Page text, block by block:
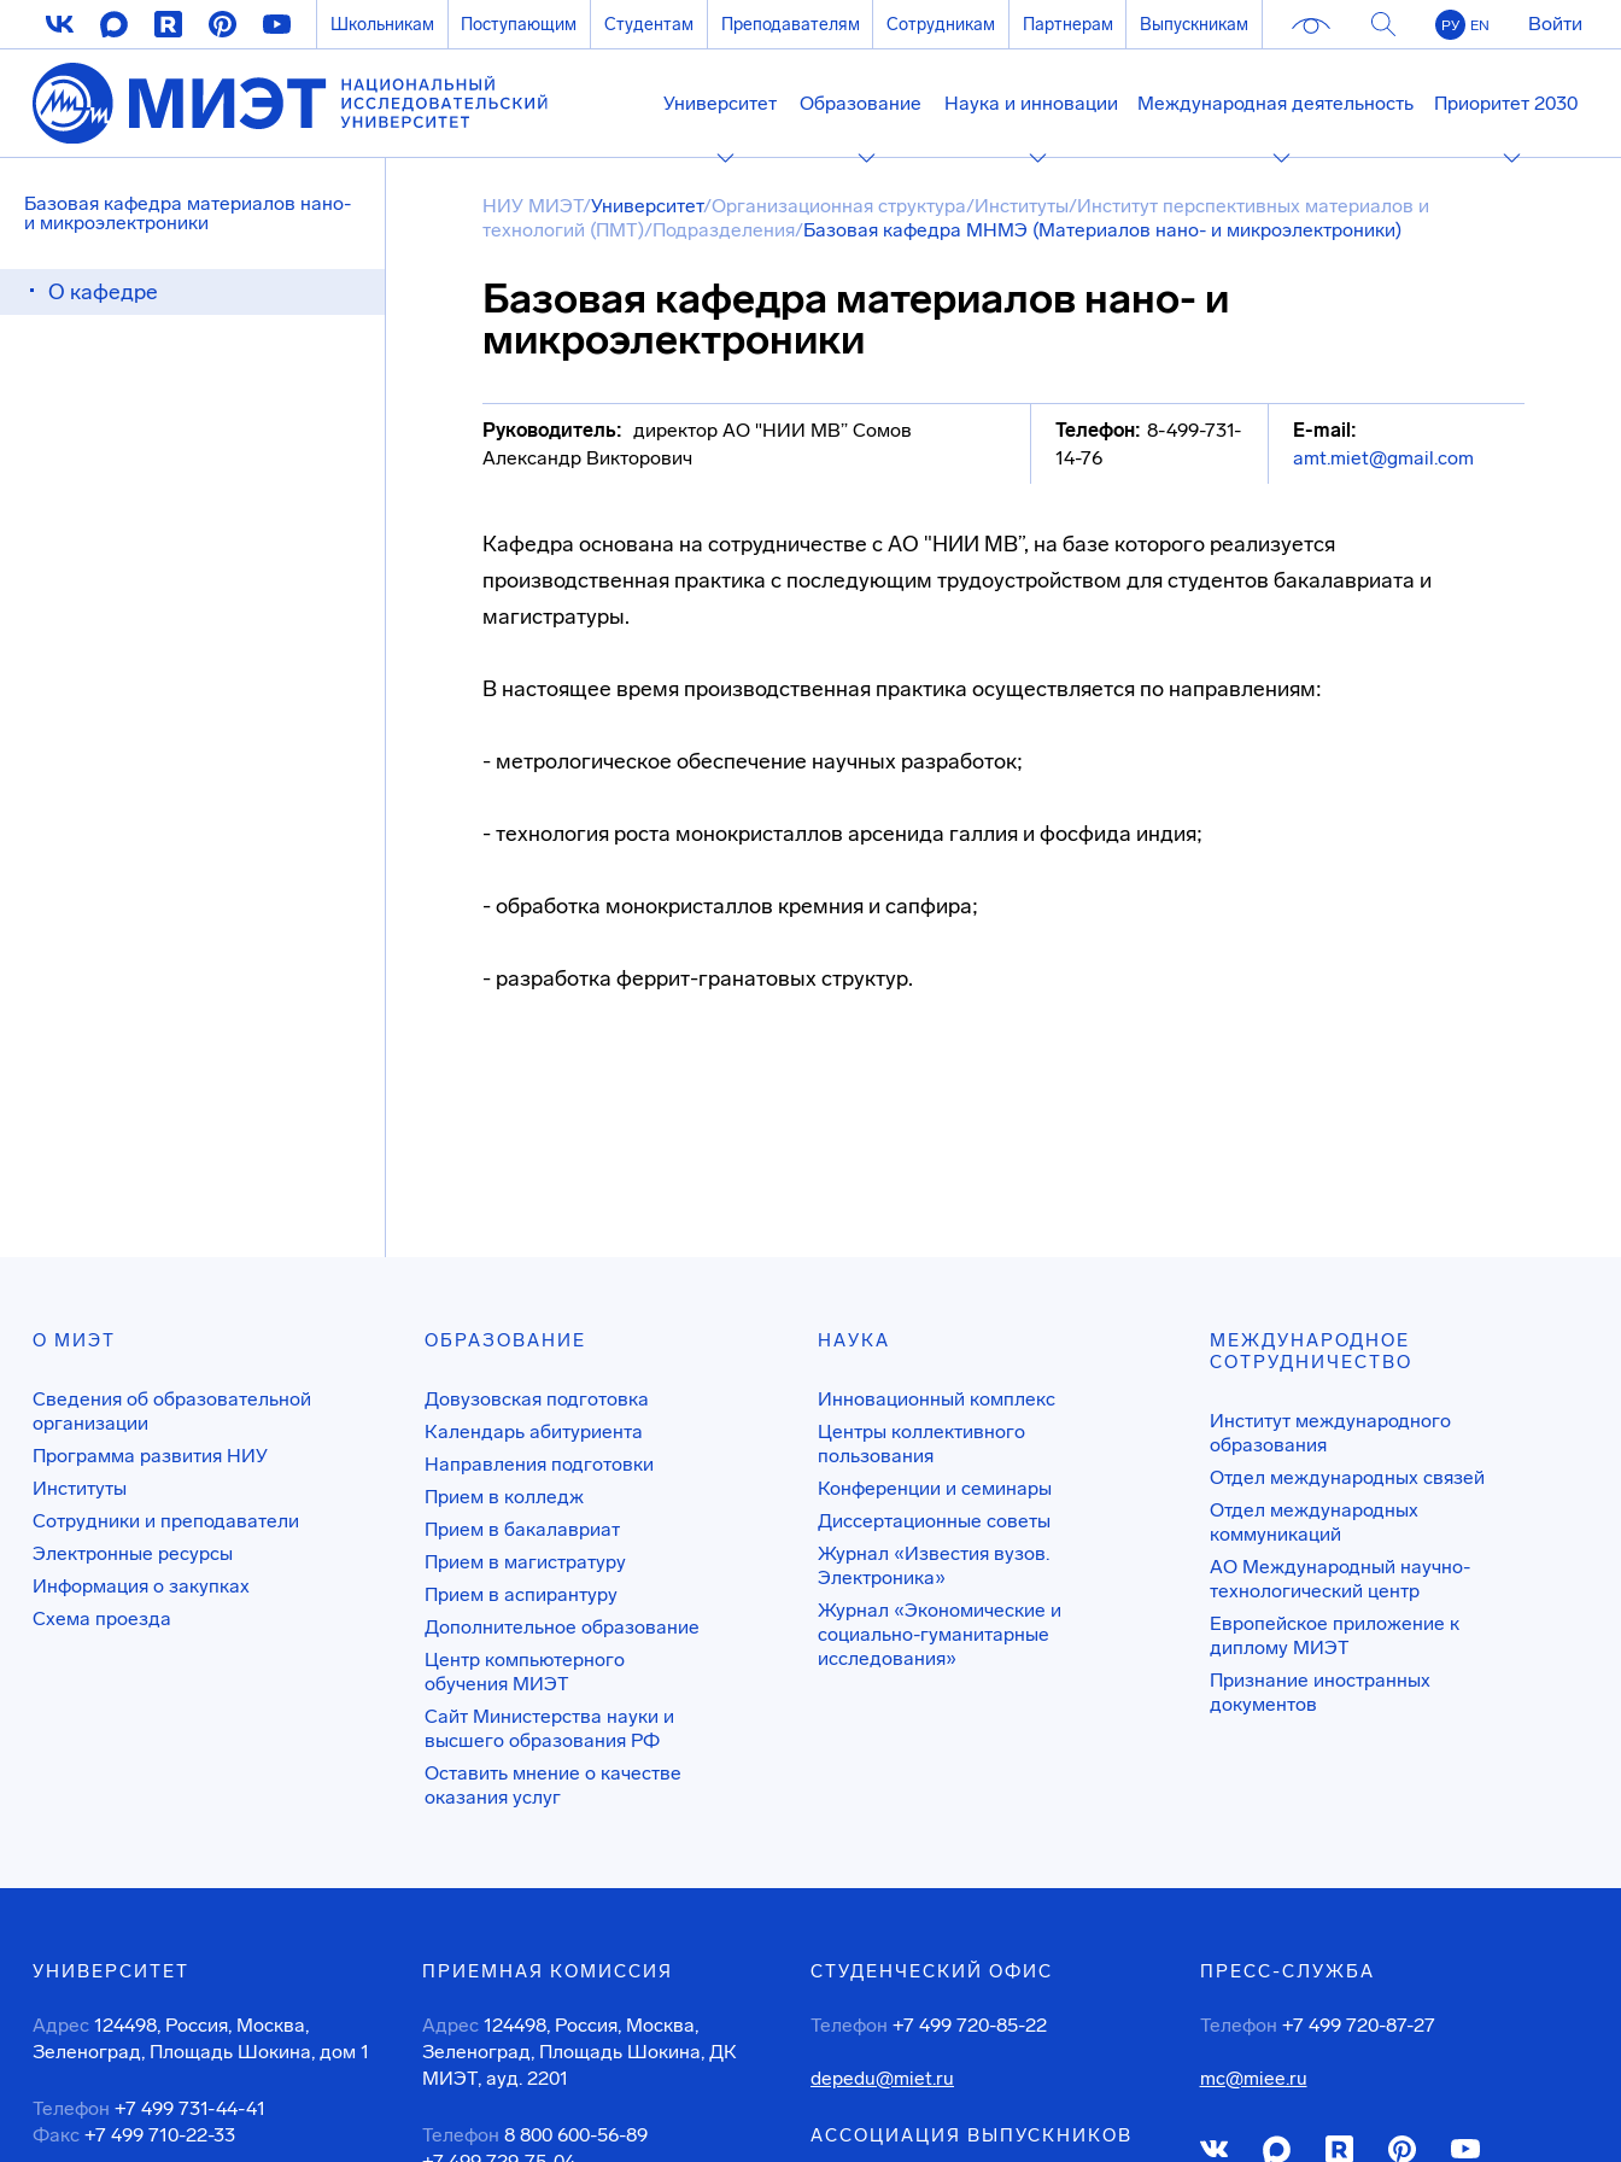
Школьникам Поступающим Студентам Преподавателям Сотрудникам Партнерам Выпускникам РУ EN Войти
Университет Образование Наука и инновации Международная деятельность Приоритет 2030
Базовая кафедра материалов нано-
и микроэлектроники
О кафедре
НИУ МИЭТ/Университет/Организационная структура/Институты/Институт перспективных материалов и
технологий (ПМТ)/Подразделения/Базовая кафедра МНМЭ (Материалов нано- и микроэлектроники)
Базовая кафедра материалов нано- и
микроэлектроники
Руководитель: директор АО "НИИ МВ” Сомов
Александр Викторович
Телефон: 8-499-731-
14-76
E-mail:
amt.miet@gmail.com
Кафедра основана на сотрудничестве с АО "НИИ МВ”, на базе которого реализуется
производственная практика с последующим трудоустройством для студентов бакалавриата и
магистратуры.
В настоящее время производственная практика осуществляется по направлениям:
- метрологическое обеспечение научных разработок;
- технология роста монокристаллов арсенида галлия и фосфида индия;
- обработка монокристаллов кремния и сапфира;
- разработка феррит-гранатовых структур.
О МИЭТ
Сведения об образовательной
организации
Программа развития НИУ
Институты
Сотрудники и преподаватели
Электронные ресурсы
Информация о закупках
Схема проезда
ОБРАЗОВАНИЕ
Довузовская подготовка
Календарь абитуриента
Направления подготовки
Прием в колледж
Прием в бакалавриат
Прием в магистратуру
Прием в аспирантуру
Дополнительное образование
Центр компьютерного
обучения МИЭТ
Сайт Министерства науки и
высшего образования РФ
Оставить мнение о качестве
оказания услуг
НАУКА
Инновационный комплекс
Центры коллективного
пользования
Конференции и семинары
Диссертационные советы
Журнал «Известия вузов.
Электроника»
Журнал «Экономические и
социально-гуманитарные
исследования»
МЕЖДУНАРОДНОЕ
СОТРУДНИЧЕСТВО
Институт международного
образования
Отдел международных связей
Отдел международных
коммуникаций
АО Международный научно-
технологический центр
Европейское приложение к
диплому МИЭТ
Признание иностранных
документов
УНИВЕРСИТЕТ
Адрес 124498, Россия, Москва,
Зеленоград, Площадь Шокина, дом 1
Телефон +7 499 731-44-41
Факс +7 499 710-22-33
ПРИЕМНАЯ КОМИССИЯ
Адрес 124498, Россия, Москва,
Зеленоград, Площадь Шокина, ДК
МИЭТ, ауд. 2201
Телефон 8 800 600-56-89
СТУДЕНЧЕСКИЙ ОФИС
Телефон +7 499 720-85-22
depedu@miet.ru
АССОЦИАЦИЯ ВЫПУСКНИКОВ
ПРЕСС-СЛУЖБА
Телефон +7 499 720-87-27
mc@miee.ru